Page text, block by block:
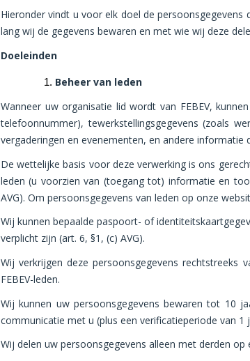
Hieronder vindt u voor elk doel de
lang wij de gegevens bewaren en met wie wij deze
Doeleinden
Beheer van leden
Wanneer uw organisatie lid wordt van FEBEV,
telefoonnummer), tewerkstellingsgegevens (zoals
vergaderingen en evenementen, en andere
De wettelijke basis voor deze verwerking is ons
leden (u voorzien van (toegang tot) informatie en
AVG). Om persoonsgegevens van leden op onze
Wij kunnen bepaalde paspoort- of
verplicht zijn (art. 6, §1, (c) AVG).
Wij verkrijgen deze persoonsgegevens
FEBEV-leden.
Wij kunnen uw persoonsgegevens bewaren tot 10
communicatie met u (plus een verificatieperiode van 1
Wij delen uw persoonsgegevens alleen met derden